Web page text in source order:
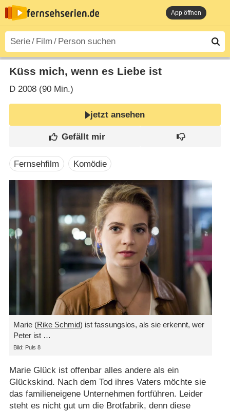
App öffnen
Küss mich, wenn es Liebe ist
D2008 (90 Min.)
jetzt ansehen
Fernsehfilm Komödie
Marie (Rike Schmid) ist fassungslos, als sie erkennt, wer
Peter ist …
Bild: Puls 8
Marie Glück ist offenbar alles andere als ein
Glückskind. Nach dem Tod ihres Vaters möchte sie
das familieneigene Unternehmen fortführen. Leider
steht es nicht gut um die Brotfabrik, denn diese